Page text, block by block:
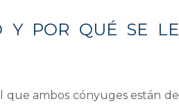
Y POR QUÉ SE LE
ambos cónyuges están de